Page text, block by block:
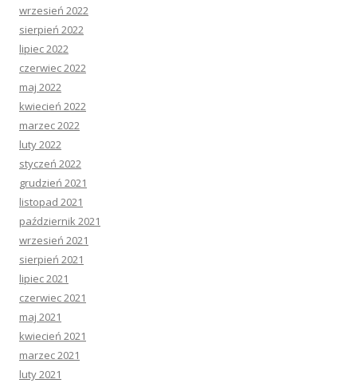
wrzesień 2022
sierpień 2022
lipiec 2022
czerwiec 2022
maj 2022
kwiecień 2022
marzec 2022
luty 2022
styczeń 2022
grudzień 2021
listopad 2021
październik 2021
wrzesień 2021
sierpień 2021
lipiec 2021
czerwiec 2021
maj 2021
kwiecień 2021
marzec 2021
luty 2021